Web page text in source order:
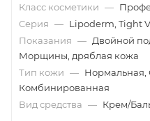
Класс косметики —
Серия — Lipoderm, Tight
Показания — Двойной
Морщины, дряблая кожа
Тип кожи — Нормальная,
Комбинированная
Вид средства — Крем/